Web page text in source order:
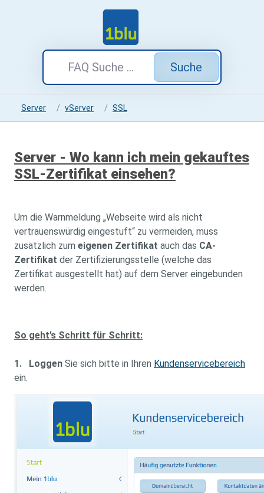
Suche
Server vServer SSL
Server - Wo kann ich mein gekauftes
SSL-Zertifikat einsehen?
Um die Warnmeldung „Webseite wird als nicht
vertrauenswürdig eingestuft“ zu vermeiden, muss
zusätzlich zum eigenen Zertifikat auch das CA-
Zertifikat der Zertifizierungsstelle (welche das
Zertifikat ausgestellt hat) auf dem Server eingebunden
werden.
So geht’s Schritt für Schritt:
1. Loggen Sie sich bitte in Ihren Kundenservicebereich
ein.